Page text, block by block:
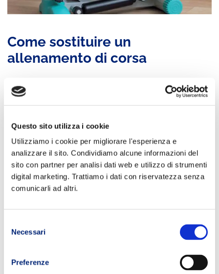
Questo sito utilizza i cookie
Utilizziamo i cookie per migliorare l'esperienza e
analizzare il sito. Condividiamo alcune informazioni del
sito con partner per analisi dati web e utilizzo di strumenti
digital marketing. Trattiamo i dati con riservatezza senza
comunicarli ad altri.
delNecessari
Preferenze
Come sostituire un
allenamento di corsa
fondamentale saper
, almeno in parte, glistimoli tipici
Ecco alcuni esempi pratici:
allenamento lento : 60 minuti su cyclette o ellittica in zona
aerobica
lavoro in salita: tapis roulant inclinato con variazioni di
pendenza
allenamento a intervalli:
Questi esempi permettono di mantenere una struttura simile a
indoor.